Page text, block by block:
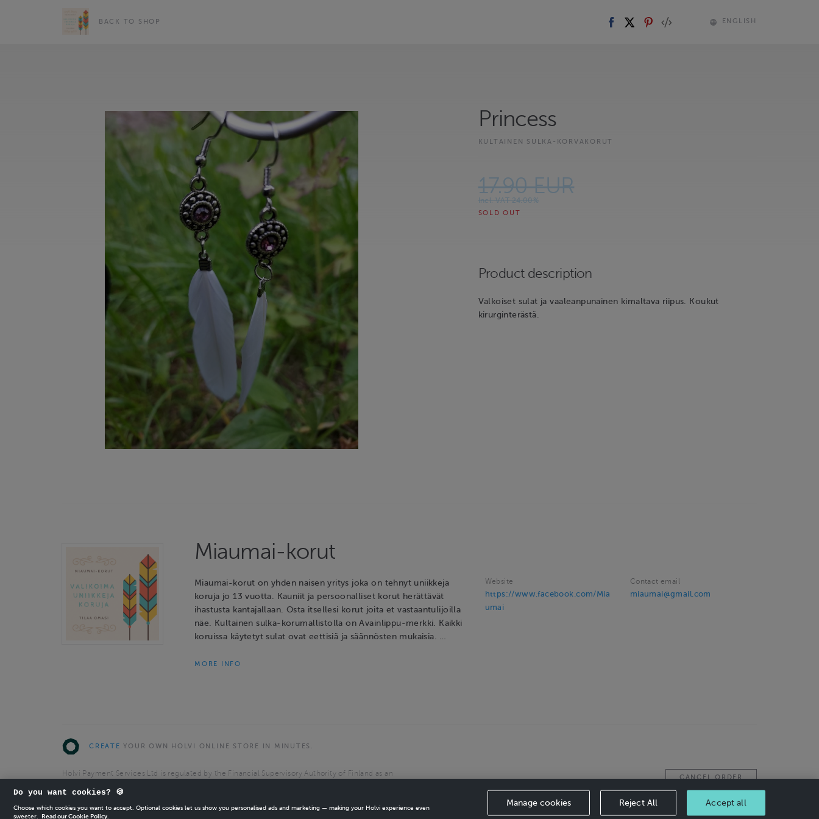
BACK TO SHOP ENGLISH
Princess
KULTAINEN SULKA-KORVAKORUT
17.90 EUR
Incl. VAT 24.00%
SOLD OUT
Product description
Valkoiset sulat ja vaaleanpunainen kimaltava riipus. Koukut
kirurginterästä.
Miaumai-korut
Miaumai-korut on yhden naisen yritys joka on tehnyt uniikkeja
koruja jo 13 vuotta. Kauniit ja persoonalliset korut herättävät
ihastusta kantajallaan. Osta itsellesi korut joita et vastaantulijoilla
näe. Kultainen sulka-korumallistolla on Avainlippu-merkki. Kaikki
koruissa käytetyt sulat ovat eettisiä ja säännösten mukaisia. …
MORE INFO
Website
https://www.facebook.com/Mia
umai
Contact email
miaumai@gmail.com
CREATE YOUR OWN HOLVI ONLINE STORE IN MINUTES.
Holvi Payment Services Ltd is regulated by the Financial Supervisory Authority of Finland as an
CANCEL ORDER
Do you want cookies? 🍪
Choose which cookies you want to accept. Optional cookies let us show you personalised ads and marketing — making your Holvi experience even
sweeter.
Read our Cookie Policy.
Manage cookies Reject All Accept all